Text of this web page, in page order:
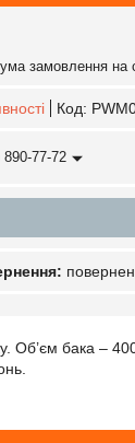
замовлення на
Код:
77-72
Об’єм бака –